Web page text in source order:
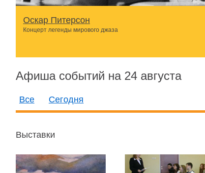
Оскар Питерсон
Концерт легенды мирового джаза
Афиша событий на 24 августа
Все Сегодня
Выставки